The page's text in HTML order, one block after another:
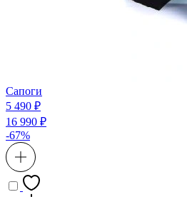
Сапоги
5 490 ₽
16 990 ₽
-67%